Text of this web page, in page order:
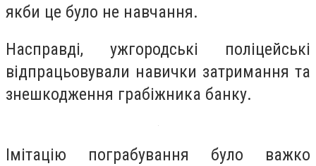
якби це було не навчання.
Насправді, ужгородські поліцейські
відпрацьовували навички затримання та
знешкодження грабіжника банку.
Імітацію пограбування було важко